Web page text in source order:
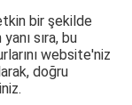
bir şekilde
sıra, bu
website'niz
doğru